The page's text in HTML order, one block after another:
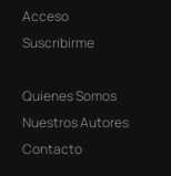
Acceso
Suscribirme
Quienes Somos
Nuestros Autores
Contacto